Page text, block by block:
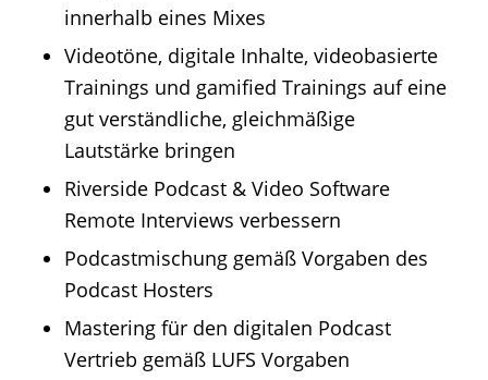
innerhalb eines Mixes
Videotöne, digitale Inhalte, videobasierte
Trainings und gamified Trainings auf eine
gut verständliche, gleichmäßige
Lautstärke bringen
Riverside Podcast & Video Software
Remote Interviews verbessern
Podcastmischung gemäß Vorgaben des
Podcast Hosters
Mastering für den digitalen Podcast
Vertrieb gemäß LUFS Vorgaben